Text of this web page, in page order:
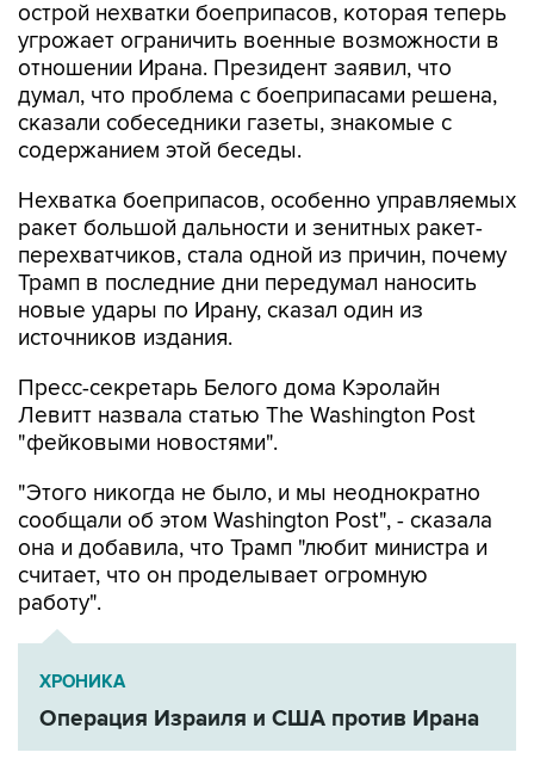
острой нехватки боеприпасов, которая теперь
угрожает ограничить военные возможности в
отношении Ирана. Президент заявил, что
думал, что проблема с боеприпасами решена,
сказали собеседники газеты, знакомые с
содержанием этой беседы.
Нехватка боеприпасов, особенно управляемых
ракет большой дальности и зенитных ракет-
перехватчиков, стала одной из причин, почему
Трамп в последние дни передумал наносить
новые удары по Ирану, сказал один из
источников издания.
Пресс-секретарь Белого дома Кэролайн
Левитт назвала статью The Washington Post
"фейковыми новостями".
"Этого никогда не было, и мы неоднократно
сообщали об этом Washington Post", - сказала
она и добавила, что Трамп "любит министра и
считает, что он проделывает огромную
работу".
ХРОНИКА
Операция Израиля и США против Ирана